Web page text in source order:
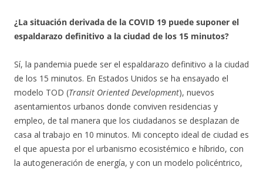
¿La situación derivada de la COVID 19 puede suponer el
espaldarazo definitivo a la ciudad de los 15 minutos?
Sí, la pandemia puede ser el espaldarazo definitivo a la ciudad
de los 15 minutos. En Estados Unidos se ha ensayado el
modelo TOD (Transit Oriented Development), nuevos
asentamientos urbanos donde conviven residencias y
empleo, de tal manera que los ciudadanos se desplazan de
casa al trabajo en 10 minutos. Mi concepto ideal de ciudad es
el que apuesta por el urbanismo ecosistémico e híbrido, con
la autogeneración de energía, y con un modelo policéntrico,